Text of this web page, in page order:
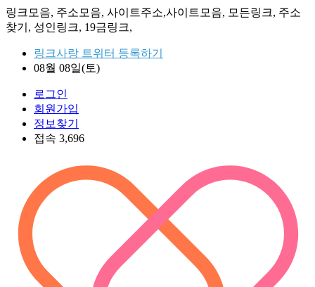
링크모음, 주소모음, 사이트주소,사이트모음, 모든링크, 주소
찾기, 성인링크, 19금링크,
링크사랑 트위터 등록하기
08월 08일(토)
로그인
회원가입
정보찾기
접속 3,696